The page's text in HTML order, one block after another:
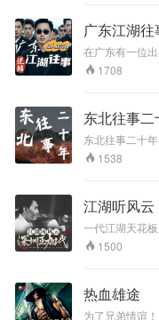
期，他纵横矿区内
外，游走于利益纷
争与江湖恩怨之
间，与各方势力周
旋博弈， 成为黑白
存在。他的一生，
交织着兄弟情义、
利益争夺与江湖规
矩， 见证了辽北矿
实还原王瑞柱从底
层崛起、 登顶称王
到最终落幕的传奇
人生，揭开一段尘
城江湖的天花板级人物。 听
哥的传奇一 生
点 持续更新！
广东江湖
在广东有一位
名，被邻里唤
捡破烂为生，
背后，是庞大
深度剖析他贫
及如何在违法犯
末， 为您揭开
相，本故事由
1708
东北往事二
东北往事二十
1538
江湖听风
一代江湖天花
不再有加代，
如今回看加代
深圳乃至全国
1500
热血雄途
为了兄弟情谊